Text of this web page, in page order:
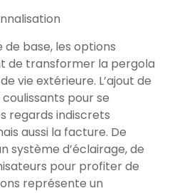
base, les options
de transformer la pergola
vie extérieure. L’ajout de
pour se
regards indiscrets
aussi la facture. De
système d’éclairage, de
pour profiter de
représente un